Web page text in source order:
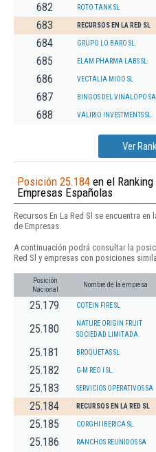
682 ROTO TANK SL
683 RECURSOS EN LA RED SL
684 GRUPO LO BARO SL.
685 ELAM PHARMA LABS SL.
686 VECTALIA MIOO SL
687 BINGOS DEL VINALOPO SA
688 VALIRIO INVESTMENTS SL.
Ver
Posición 25.184 en el Ranking
Empresas Españolas
Recursos En La Red Sl se encuentra en
de Empresas.
A continuación podrá consultar la
Red Sl y empresas con posiciones
Posición
Nacional
Nombre de la empresa
25.179 COTEIN FIRE SL
25.180
NATURE ORIGIN FRUIT
SOCIEDAD LIMITADA.
25.181 BROQUETAS SL
25.182 G-M REO I SL.
25.183 SERVICIOS OPERATIVOS SA
25.184 RECURSOS EN LA RED SL
25.185 CORGHI IBERICA SL.
25.186 RANCHOS REUNIDOS SA